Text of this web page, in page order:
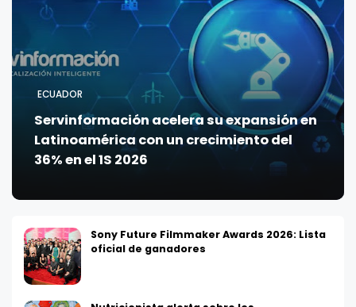
ECUADOR
Servinformación acelera su expansión en
Latinoamérica con un crecimiento del
36% en el 1S 2026
Sony Future Filmmaker Awards 2026: Lista
oficial de ganadores